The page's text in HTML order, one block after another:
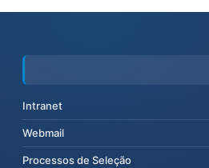
Intranet
Webmail
Processos de Seleção